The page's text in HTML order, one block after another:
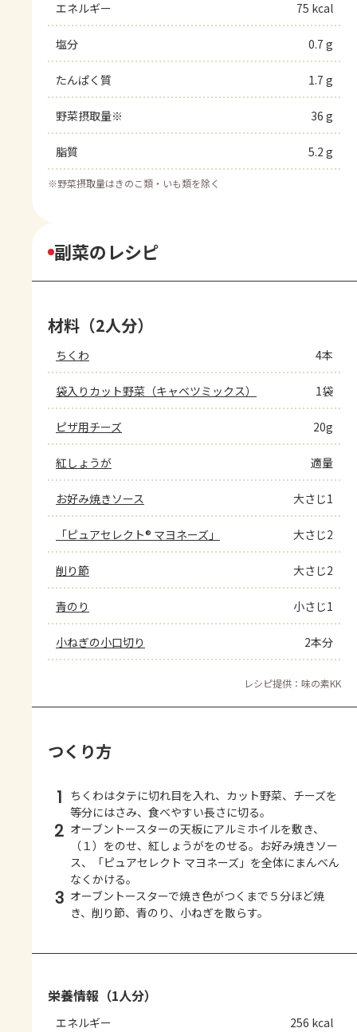
エネルギー 75 kcal
塩分 0.7 g
たんぱく質 1.7 g
野菜摂取量※ 36 g
脂質 5.2 g
※野菜摂取量はきのこ類・いも類を除く
副菜のレシピ
材料（2人分）
ちくわ 4本
袋入りカット野菜（キャベツミックス） 1袋
ピザ用チーズ 20g
紅しょうが 適量
お好み焼きソース 大さじ1
「ピュアセレクト® マヨネーズ」 大さじ2
削り節 大さじ2
青のり 小さじ1
小ねぎの小口切り 2本分
レシピ提供：味の素KK
つくり方
1 ちくわはタテに切れ目を入れ、カット野菜、チーズを
等分にはさみ、食べやすい長さに切る。
2 オーブントースターの天板にアルミホイルを敷き、
（１）をのせ、紅しょうがをのせる。お好み焼きソー
ス、「ピュアセレクト マヨネーズ」を全体にまんべん
なくかける。
3 オーブントースターで焼き色がつくまで５分ほど焼
き、削り節、青のり、小ねぎを散らす。
栄養情報（1人分）
エネルギー 256 kcal